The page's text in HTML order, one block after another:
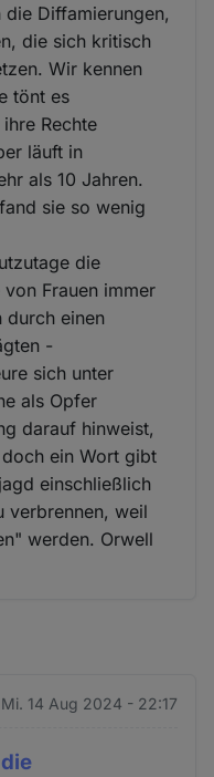
Diffamierungen,
die sich kritisch
Wir kennen
tönt es
Rechte
läuft in
als 10 Jahren.
sie so wenig
die
Frauen immer
durch einen
-
sich unter
als Opfer
darauf hinweist,
ein Wort gibt
einschließlich
verbrennen, weil
werden. Orwell
Mi. 14 Aug 2024 - 22:17